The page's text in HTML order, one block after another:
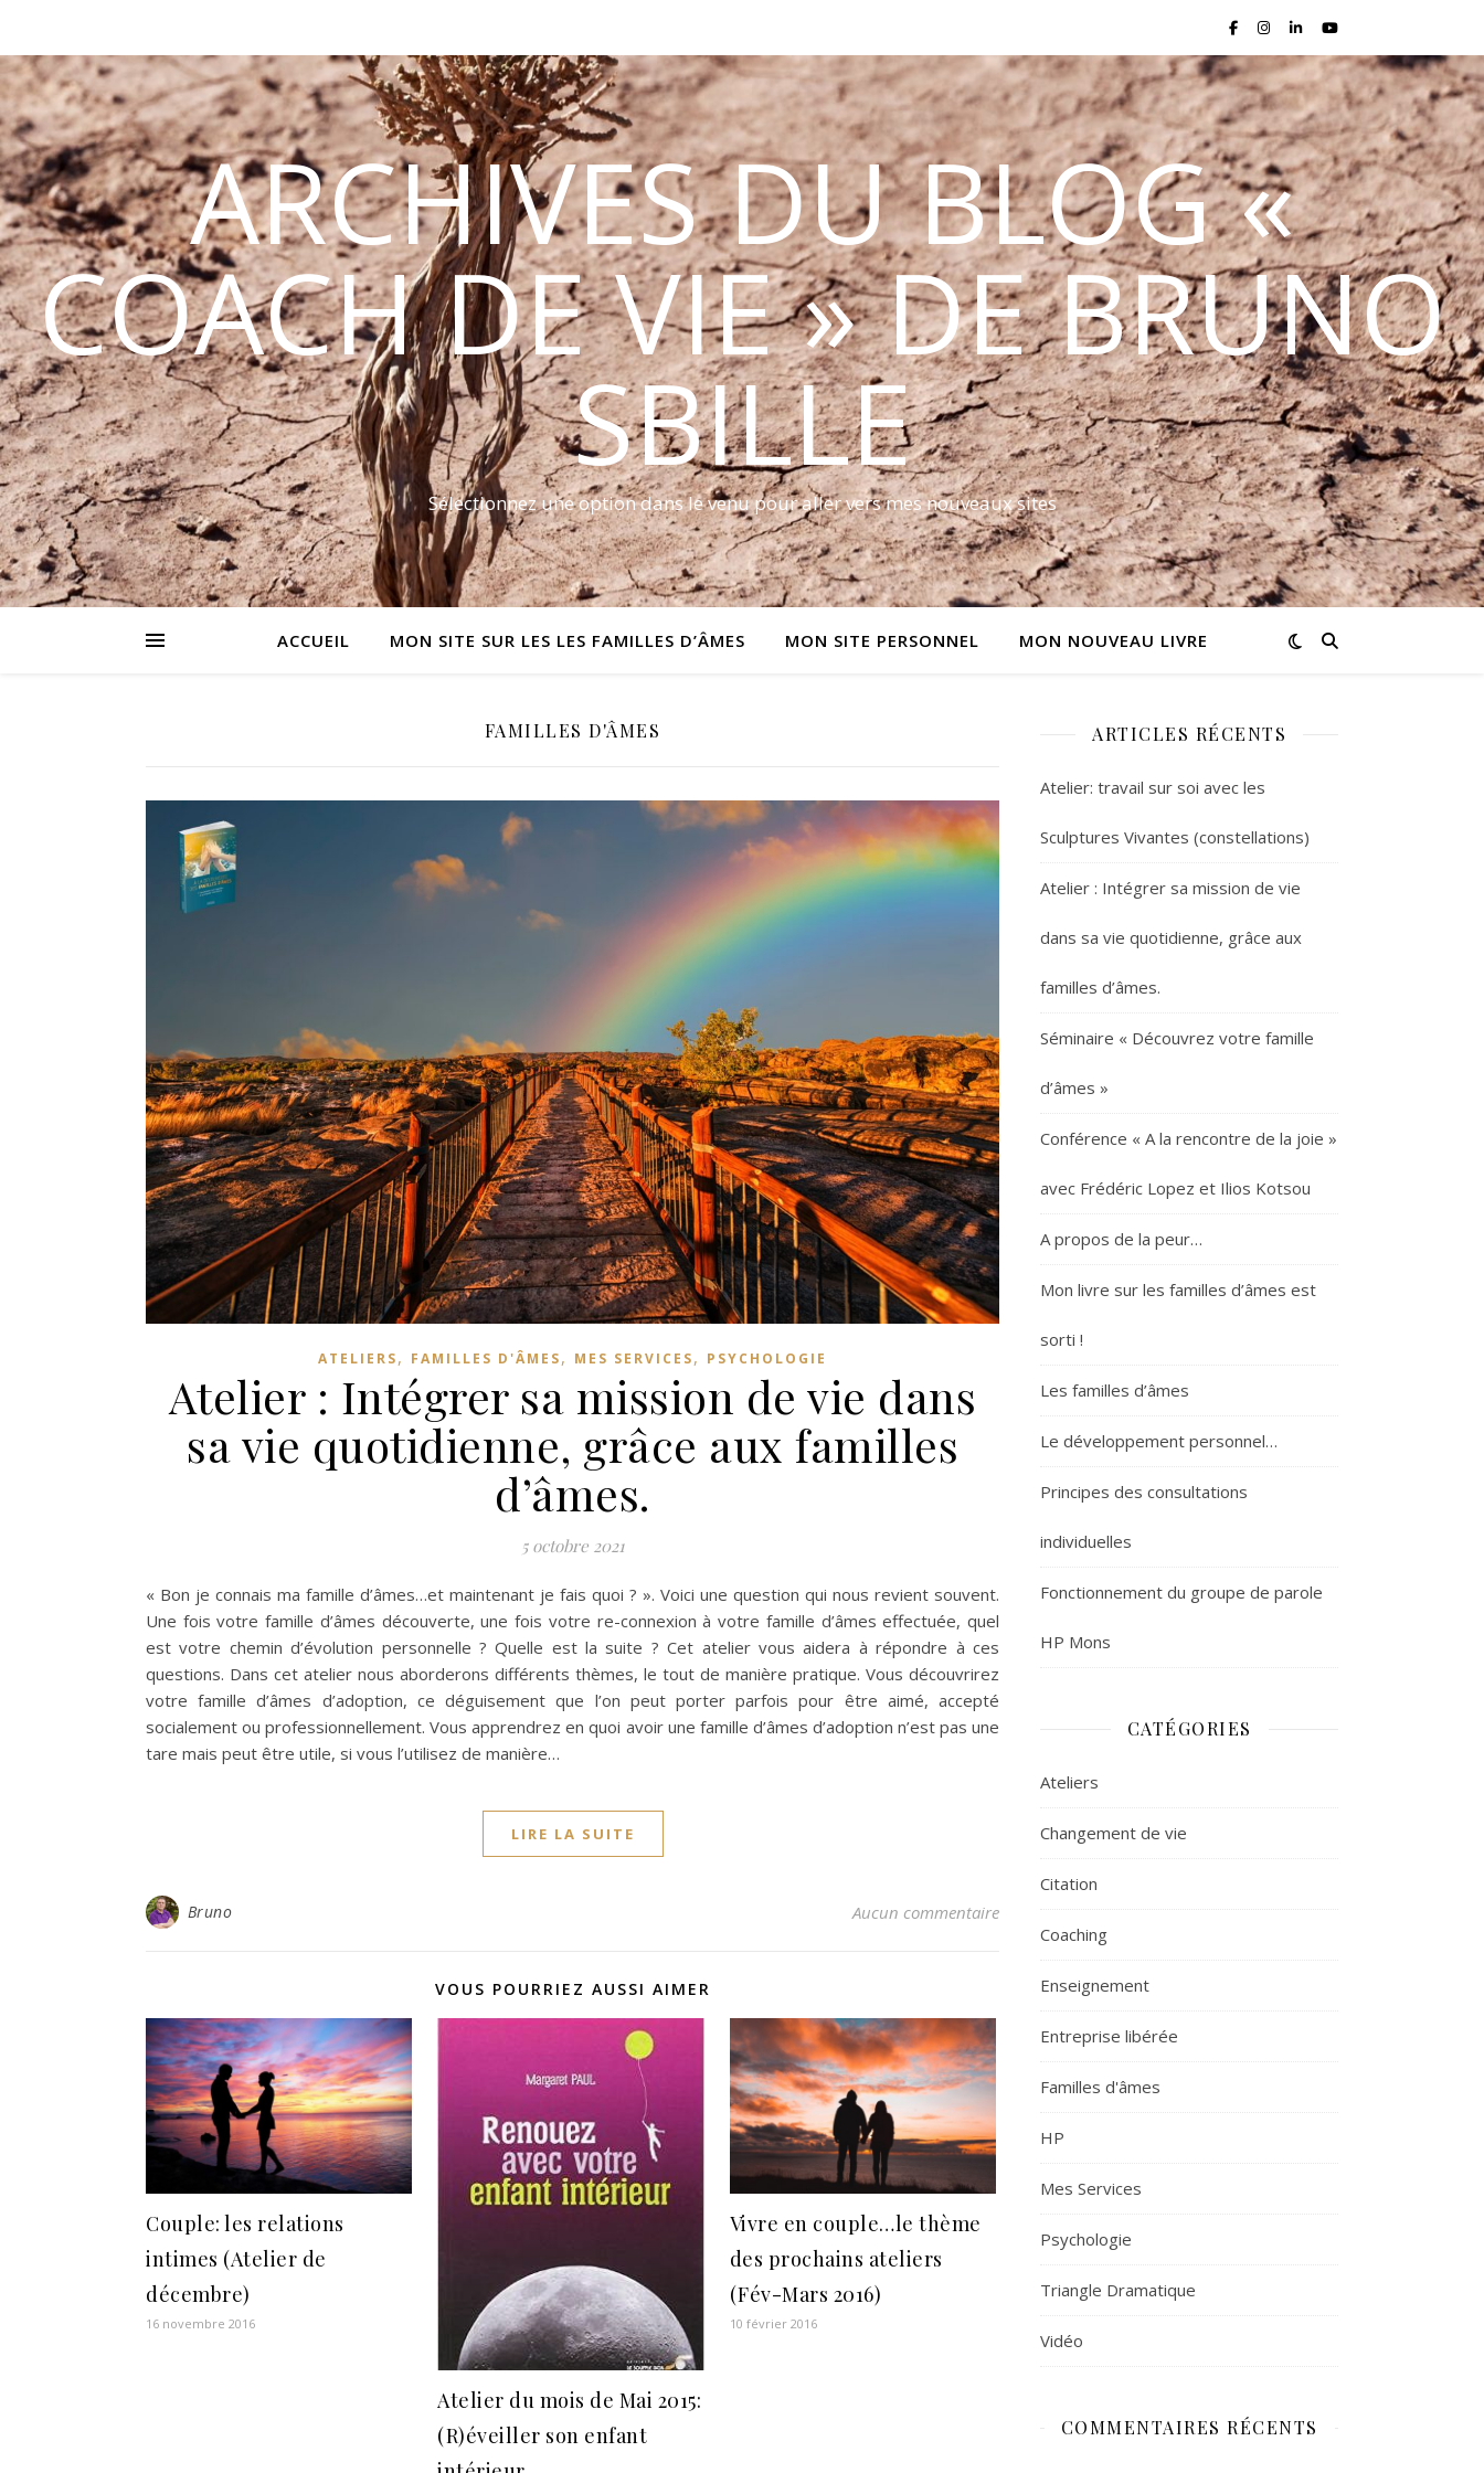
ARCHIVES DU BLOG «
COACH DE VIE » DE BRUNO
SBILLE
Sélectionnez une option dans le venu pour aller vers mes nouveaux sites
ACCUEIL MON SITE SUR LES LES FAMILLES D’ÂMES MON SITE PERSONNEL MON NOUVEAU LIVRE
FAMILLES D'ÂMES
ATELIERS, FAMILLES D'ÂMES, MES SERVICES, PSYCHOLOGIE
Atelier : Intégrer sa mission de vie dans
sa vie quotidienne, grâce aux familles
d’âmes.
5 octobre 2021
« Bon je connais ma famille d’âmes…et maintenant je fais quoi ? ». Voici une question qui nous revient souvent.
Une fois votre famille d’âmes découverte, une fois votre re-connexion à votre famille d’âmes effectuée, quel
est votre chemin d’évolution personnelle ? Quelle est la suite ? Cet atelier vous aidera à répondre à ces
questions. Dans cet atelier nous aborderons différents thèmes, le tout de manière pratique. Vous découvrirez
votre famille d’âmes d’adoption, ce déguisement que l’on peut porter parfois pour être aimé, accepté
socialement ou professionnellement. Vous apprendrez en quoi avoir une famille d’âmes d’adoption n’est pas une
tare mais peut être utile, si vous l’utilisez de manière…
LIRE LA SUITE
Bruno Aucun commentaire
VOUS POURRIEZ AUSSI AIMER
Couple: les relations
intimes (Atelier de
décembre)
16 novembre 2016
Atelier du mois de Mai 2015:
(R)éveiller son enfant
Vivre en couple…le thème
des prochains ateliers
(Fév-Mars 2016)
10 février 2016
ARTICLES RÉCENTS
Atelier: travail sur soi avec les
Sculptures Vivantes (constellations)
Atelier : Intégrer sa mission de vie
dans sa vie quotidienne, grâce aux
familles d’âmes.
Séminaire « Découvrez votre famille
d’âmes »
Conférence « A la rencontre de la joie »
avec Frédéric Lopez et Ilios Kotsou
A propos de la peur…
Mon livre sur les familles d’âmes est
sorti !
Les familles d’âmes
Le développement personnel…
Principes des consultations
individuelles
Fonctionnement du groupe de parole
HP Mons
CATÉGORIES
Ateliers
Changement de vie
Citation
Coaching
Enseignement
Entreprise libérée
Familles d'âmes
HP
Mes Services
Psychologie
Triangle Dramatique
Vidéo
COMMENTAIRES RÉCENTS